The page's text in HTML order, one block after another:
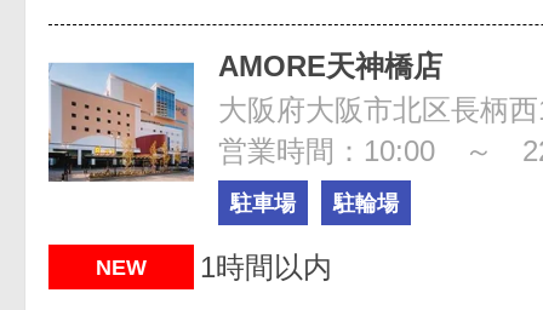
AMORE天神橋店
営業時間：10:00 ～
駐車場 駐輪場
NEW 1時間以内